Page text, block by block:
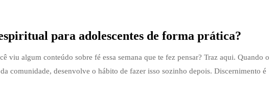
para adolescentes de forma prática?
viu algum conteúdo sobre fé essa semana que te fez pensar? Traz aqui. Quando o
comunidade, desenvolve o hábito de fazer isso sozinho depois. Discernimento é